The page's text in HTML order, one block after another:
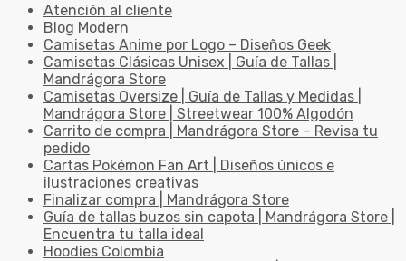
Atención al cliente
Blog Modern
Camisetas Anime por Logo – Diseños Geek
Camisetas Clásicas Unisex | Guía de Tallas |
Mandrágora Store
Camisetas Oversize | Guía de Tallas y Medidas |
Mandrágora Store | Streetwear 100% Algodón
Carrito de compra | Mandrágora Store – Revisa tu
pedido
Cartas Pokémon Fan Art | Diseños únicos e
ilustraciones creativas
Finalizar compra | Mandrágora Store
Guía de tallas buzos sin capota | Mandrágora Store |
Encuentra tu talla ideal
Hoodies Colombia